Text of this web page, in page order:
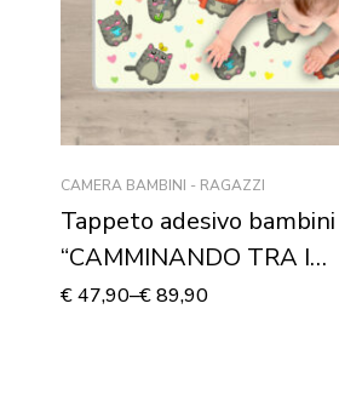
CAMERA BAMBINI - RAGAZZI
Tappeto adesivo bambini
“CAMMINANDO TRA I
GATTINI” – Adesivo per
€47,90–€89,90